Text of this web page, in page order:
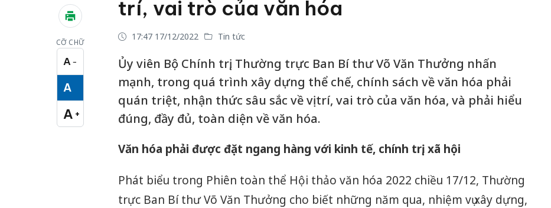
CỠ CHỮ
A −
Cỡ chữ nhỏ
A
Cỡ chữ vừa
A +
Cỡ chữ lớn
trí, vai trò của văn hóa
17:47 17/12/2022 Tin tức
Ủy viên Bộ Chính trị, Thường trực Ban Bí thư Võ Văn Thưởng nhấn
mạnh, trong quá trình xây dựng thể chế, chính sách về văn hóa phải
quán triệt, nhận thức sâu sắc về vị trí, vai trò của văn hóa, và phải hiểu
đúng, đầy đủ, toàn diện về văn hóa.
Văn hóa phải được đặt ngang hàng với kinh tế, chính trị, xã hội
Phát biểu trong Phiên toàn thể Hội thảo văn hóa 2022 chiều 17/12, Thường
trực Ban Bí thư Võ Văn Thưởng cho biết những năm qua, nhiệm vụ xây dựng,